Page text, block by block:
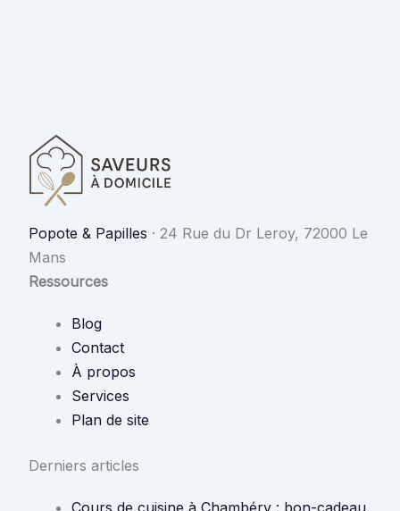
Popote & Papilles · 24 Rue du Dr Leroy, 72000 Le
Mans
Ressources
Blog
Contact
À propos
Services
Plan de site
Derniers articles
Cours de cuisine à Chambéry : bon-cadeau,